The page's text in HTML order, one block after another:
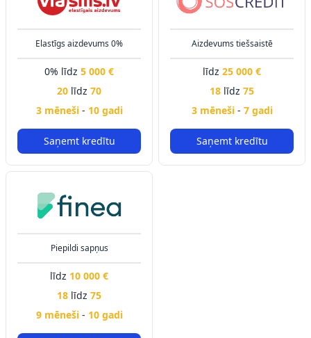
Elastīgs aizdevums 0%
0% līdz 5 000 €
20 līdz 70
3 mēneši - 10 gadi
Saņemt kredītu
Aizdevums tiešsaistē
līdz 25 000 €
18 līdz 75
3 mēneši - 7 gadi
Saņemt kredītu
Piepildi sapņus
līdz 10 000 €
18 līdz 75
9 mēneši - 10 gadi